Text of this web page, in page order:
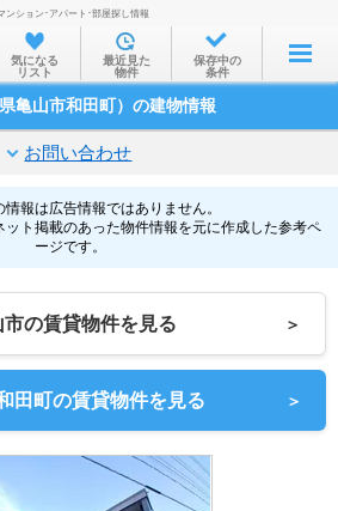
お部屋を探す
沿線・駅から
住所から
家賃相場から
通勤通学時間から
物件特集から
不動産会社から
TOP
ンション･アパート･部屋探し情報
気になる
リスト
最近見た
物件
保存中の
条件
亀山市和田町）の建物情報
お問い合わせ
情報は広告情報ではありません。
ット掲載のあった物件情報を元に作成した参考ペ
ージです。
市の賃貸物件を見る ＞
田町の賃貸物件を見る ＞